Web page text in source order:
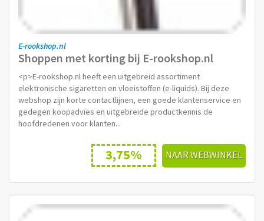
E-rookshop.nl
Shoppen met korting bij E-rookshop.nl
<p>E-rookshop.nl heeft een uitgebreid assortiment
elektronische sigaretten en vloeistoffen (e-liquids). Bij deze
webshop zijn korte contactlijnen, een goede klantenservice en
gedegen koopadvies en uitgebreide productkennis de
hoofdredenen voor klanten...
NAAR WEBWINKEL
3,75%